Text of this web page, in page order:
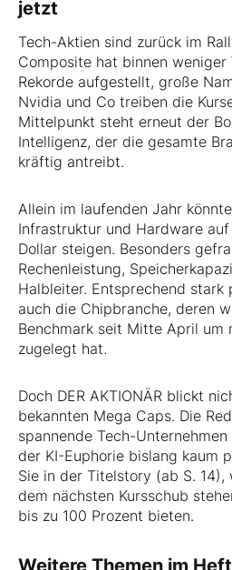
jetzt
Tech-Aktien sind zurück im
Composite hat binnen weniger
Rekorde aufgestellt, große
Nvidia und Co treiben die
Mittelpunkt steht erneut der
Intelligenz, der die gesamte
kräftig antreibt.
Allein im laufenden Jahr
Infrastruktur und Hardware
Dollar steigen. Besonders
Rechenleistung,
Halbleiter. Entsprechend
auch die Chipbranche, deren
Benchmark seit Mitte April um
zugelegt hat.
Doch DER AKTIONÄR blickt
bekannten Mega Caps. Die
spannende Tech-
der KI-Euphorie bislang kaum
Sie in der Titelstory (ab S.
dem nächsten Kursschub
bis zu 100 Prozent bieten.
Weitere Themen im